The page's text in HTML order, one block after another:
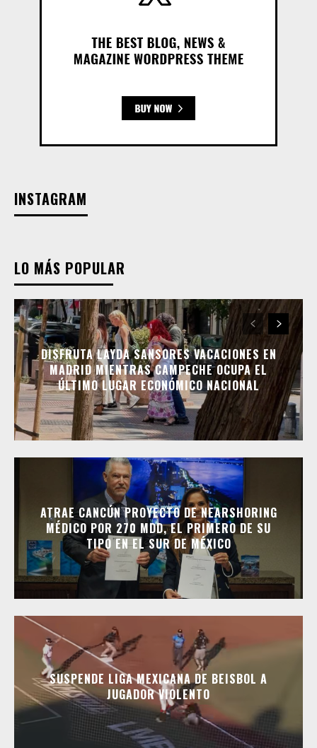
INSTAGRAM
LO MÁS POPULAR
DISFRUTA LAYDA SANSORES VACACIONES EN
MADRID MIENTRAS CAMPECHE OCUPA EL
ÚLTIMO LUGAR ECONÓMICO NACIONAL
ATRAE CANCÚN PROYECTO DE NEARSHORING
MÉDICO POR 270 MDD, EL PRIMERO DE SU
TIPO EN EL SUR DE MÉXICO
SUSPENDE LIGA MEXICANA DE BEISBOL A
JUGADOR VIOLENTO